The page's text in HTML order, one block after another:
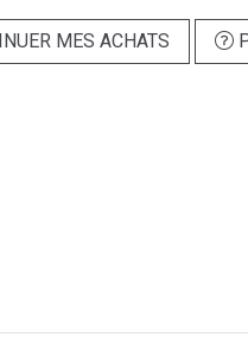
MES ACHATS